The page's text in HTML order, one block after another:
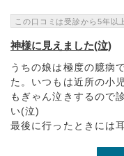
この口コミは受診から5年以
神様に見えました(泣)
うちの娘は極度の臆病
た。いつもは近所の小
もぎゃん泣きするので
い(泣)
最後に行ったときには